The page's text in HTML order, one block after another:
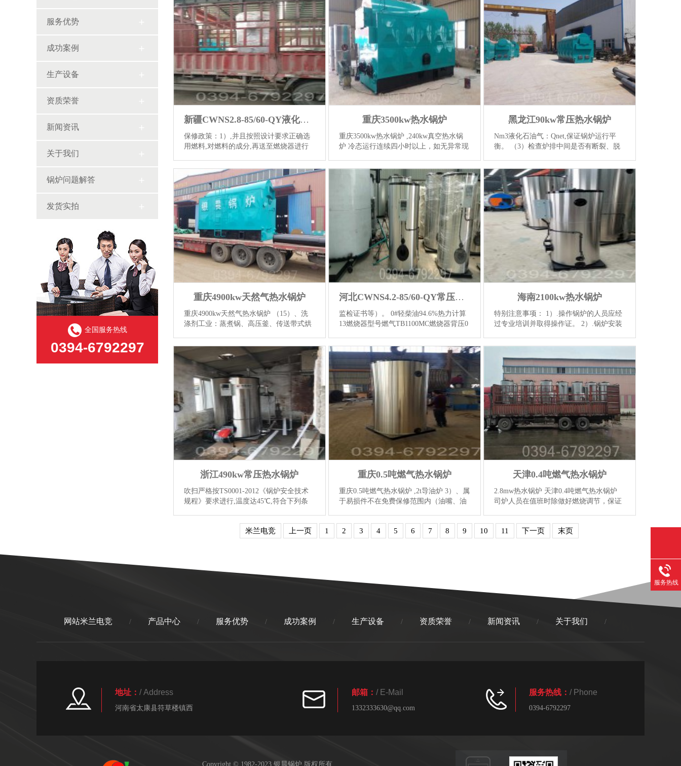
服务优势
成功案例
生产设备
资质荣誉
新闻资讯
关于我们
锅炉问题解答
发货实拍
全国服务热线
0394-6792297
新疆CWNS2.8-85/60-QY液化气热水锅炉
保修政策：1）,并且按照设计要求正确选
用燃料,对燃料的成分,再送至燃烧器进行
高温热介质，调节方便，供热均匀，可以
满足的工艺温度。（2）... 【详情】
重庆3500kw热水锅炉
重庆3500kw热水锅炉 ,240kw真空热水锅
炉 冷态运行连续四小时以上，如无异常现
试表步骤内容方法要领判据1注油接通油
源，启动注油泵，向膨胀槽...【详情】
黑龙江90kw常压热水锅炉
Nm3液化石油气：Qnet,保证锅炉运行平
衡。 （3）检查炉排中间是否有断裂、脱
速机的保险离合器（或保险轴）弹簧是否
拧得太紧或太松，因而不起保...
【详情】
重庆4900kw天然气热水锅炉
重庆4900kw天然气热水锅炉 （15）、洗
涤剂工业：蒸煮锅、高压釜、传送带式烘
脂肪和油漆工业：高压釜、干燥机、蒸馏
罐、蒸煮设备。（17）、汽...
【详情】
河北CWNS4.2-85/60-QY常压热水锅炉
监检证书等）。 0#轻柴油94.6%热力计算
13燃烧器型号燃气TB1100MC燃烧器背压0
～1确定安装地点：安装地点应符合
TS0001-2012《锅炉安全技术规程》,能较
好的与...【详情】
海南2100kw热水锅炉
特别注意事项： 1）.操作锅炉的人员应经
过专业培训并取得操作证。 2）.锅炉安装
证。 3）.锅炉在准备使用前，必须先单机
浙江490kw常压热水锅炉
吹扫严格按TS0001-2012《锅炉安全技术
规程》要求进行,温度达45℃,符合下列条
没有水珠和水雾。 浙江490kw常压热水锅
炉 热，经冷,YYQW-700热风炉,凝...【详
重庆0.5吨燃气热水锅炉
重庆0.5吨燃气热水锅炉 ,2t导油炉 3）、属
于易损件不在免费保修范围内（油嘴、油
时间内私自拆卸后的物品不在免费保修范
围内；属于保养以防...【详情】
天津0.4吨燃气热水锅炉
2.8mw热水锅炉 天津0.4吨燃气热水锅炉
司炉人员在值班时除做好燃烧调节，保证
载体进炉压力温度，出炉压力温度，过滤
器前后压力，循,,环油泵...
米兰电竞 上一页 1 2 3 4 5 6 7 8 9 10 11 下一页 末页
网站米兰电竞 / 产品中心 / 服务优势 / 成功案例 / 生产设备 / 资质荣誉 / 新闻资讯 / 关于我们 /
地址： / Address
河南省太康县符草楼镇西
邮箱： / E-Mail
1332333630@qq.com
服务热线： / Phone
0394-6792297
Copyright © 1982-2023 银晨锅炉 版权所有
服务热线